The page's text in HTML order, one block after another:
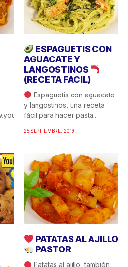
c/COCINAFACILYRICA?
ESPAGUETIS CON
AGUACATE Y
LANGOSTINOS
(RECETA FACIL)
Espaguetis con aguacate
y langostinos, una receta
fácil para hacer pasta...
25 SEPTIEMBRE, 2019
PATATAS AL AJILLO
PASTOR
Patatas al ajillo, también